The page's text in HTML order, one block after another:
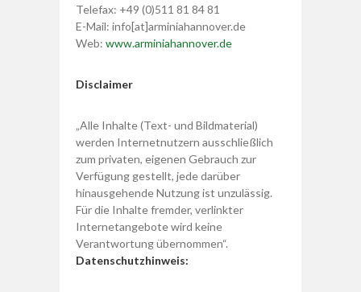
Telefax: +49 (0)511 81 84 81
E-Mail: info[at]arminiahannover.de
Web: www.arminiahannover.de
Disclaimer
„Alle Inhalte (Text- und Bildmaterial)
werden Internetnutzern ausschließlich
zum privaten, eigenen Gebrauch zur
Verfügung gestellt, jede darüber
hinausgehende Nutzung ist unzulässig.
Für die Inhalte fremder, verlinkter
Internetangebote wird keine
Verantwortung übernommen“.
Datenschutzhinweis: